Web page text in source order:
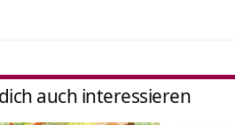
auch interessieren